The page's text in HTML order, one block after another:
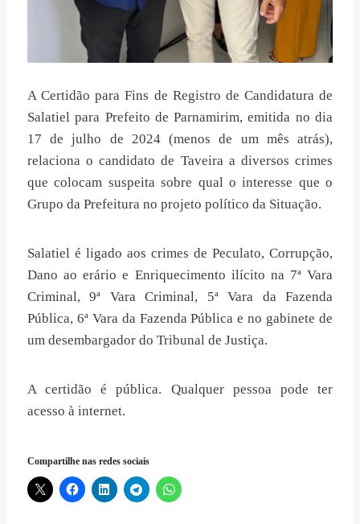
A Certidão para Fins de Registro de Candidatura de
Salatiel para Prefeito de Parnamirim, emitida no dia
17 de julho de 2024 (menos de um mês atrás),
relaciona o candidato de Taveira a diversos crimes
que colocam suspeita sobre qual o interesse que o
Grupo da Prefeitura no projeto político da Situação.
Salatiel é ligado aos crimes de Peculato, Corrupção,
Dano ao erário e Enriquecimento ilícito na 7ª Vara
Criminal, 9ª Vara Criminal, 5ª Vara da Fazenda
Pública, 6ª Vara da Fazenda Pública e no gabinete de
um desembargador do Tribunal de Justiça.
A certidão é pública. Qualquer pessoa pode ter
acesso à internet.
Compartilhe nas redes sociais